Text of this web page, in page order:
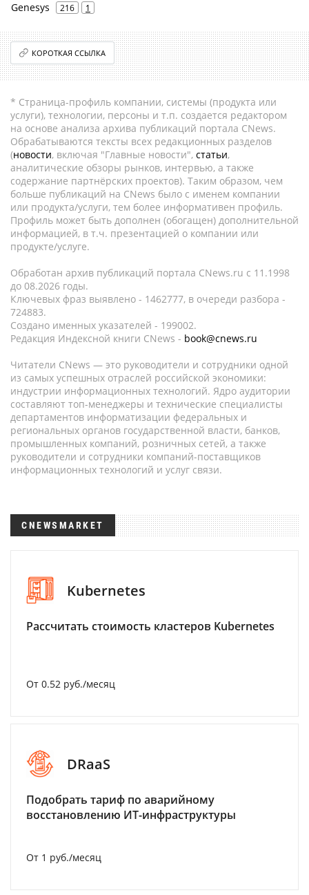
Genesys 216 1
КОРОТКАЯ ССЫЛКА
* Страница-профиль компании, системы (продукта или
услуги), технологии, персоны и т.п. создается редактором
на основе анализа архива публикаций портала CNews.
Обрабатываются тексты всех редакционных разделов
(новости, включая "Главные новости", статьи,
аналитические обзоры рынков, интервью, а также
содержание партнёрских проектов). Таким образом, чем
больше публикаций на CNews было с именем компании
или продукта/услуги, тем более информативен профиль.
Профиль может быть дополнен (обогащен) дополнительной
информацией, в т.ч. презентацией о компании или
продукте/услуге.
Обработан архив публикаций портала CNews.ru c 11.1998
до 08.2026 годы.
Ключевых фраз выявлено - 1462777, в очереди разбора -
724883.
Создано именных указателей - 199002.
Редакция Индексной книги CNews - book@cnews.ru
Читатели CNews — это руководители и сотрудники одной
из самых успешных отраслей российской экономики:
индустрии информационных технологий. Ядро аудитории
составляют топ-менеджеры и технические специалисты
департаментов информатизации федеральных и
региональных органов государственной власти, банков,
промышленных компаний, розничных сетей, а также
руководители и сотрудники компаний-поставщиков
информационных технологий и услуг связи.
CNEWSMARKET
Kubernetes
Рассчитать стоимость кластеров Kubernetes
От 0.52 руб./месяц
DRaaS
Подобрать тариф по аварийному
восстановлению ИТ-инфраструктуры
От 1 руб./месяц